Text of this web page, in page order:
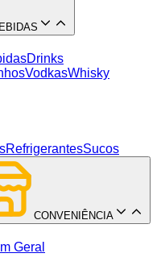
Drinks
VodkasWhisky
RefrigerantesSucos
CONVENIÊNCIA
Geral